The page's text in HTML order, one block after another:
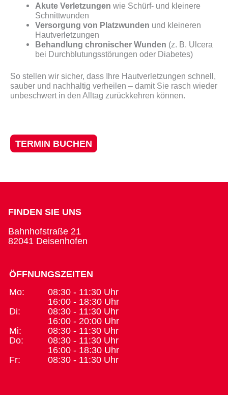
Akute Verletzungen wie Schürf- und kleinere
Schnittwunden
Versorgung von Platzwunden und kleineren
Hautverletzungen
Behandlung chronischer Wunden (z. B. Ulcera
bei Durchblutungsstörungen oder Diabetes)
So stellen wir sicher, dass Ihre Hautverletzungen schnell,
sauber und nachhaltig verheilen – damit Sie rasch wieder
unbeschwert in den Alltag zurückkehren können.
TERMIN BUCHEN
FINDEN SIE UNS
Bahnhofstraße 21
82041 Deisenhofen
ÖFFNUNGSZEITEN
Mo:
Di:
Mi:
Do:
Fr:
08:30 - 11:30 Uhr
16:00 - 18:30 Uhr
08:30 - 11:30 Uhr
16:00 - 20:00 Uhr
08:30 - 11:30 Uhr
08:30 - 11:30 Uhr
16:00 - 18:30 Uhr
08:30 - 11:30 Uhr